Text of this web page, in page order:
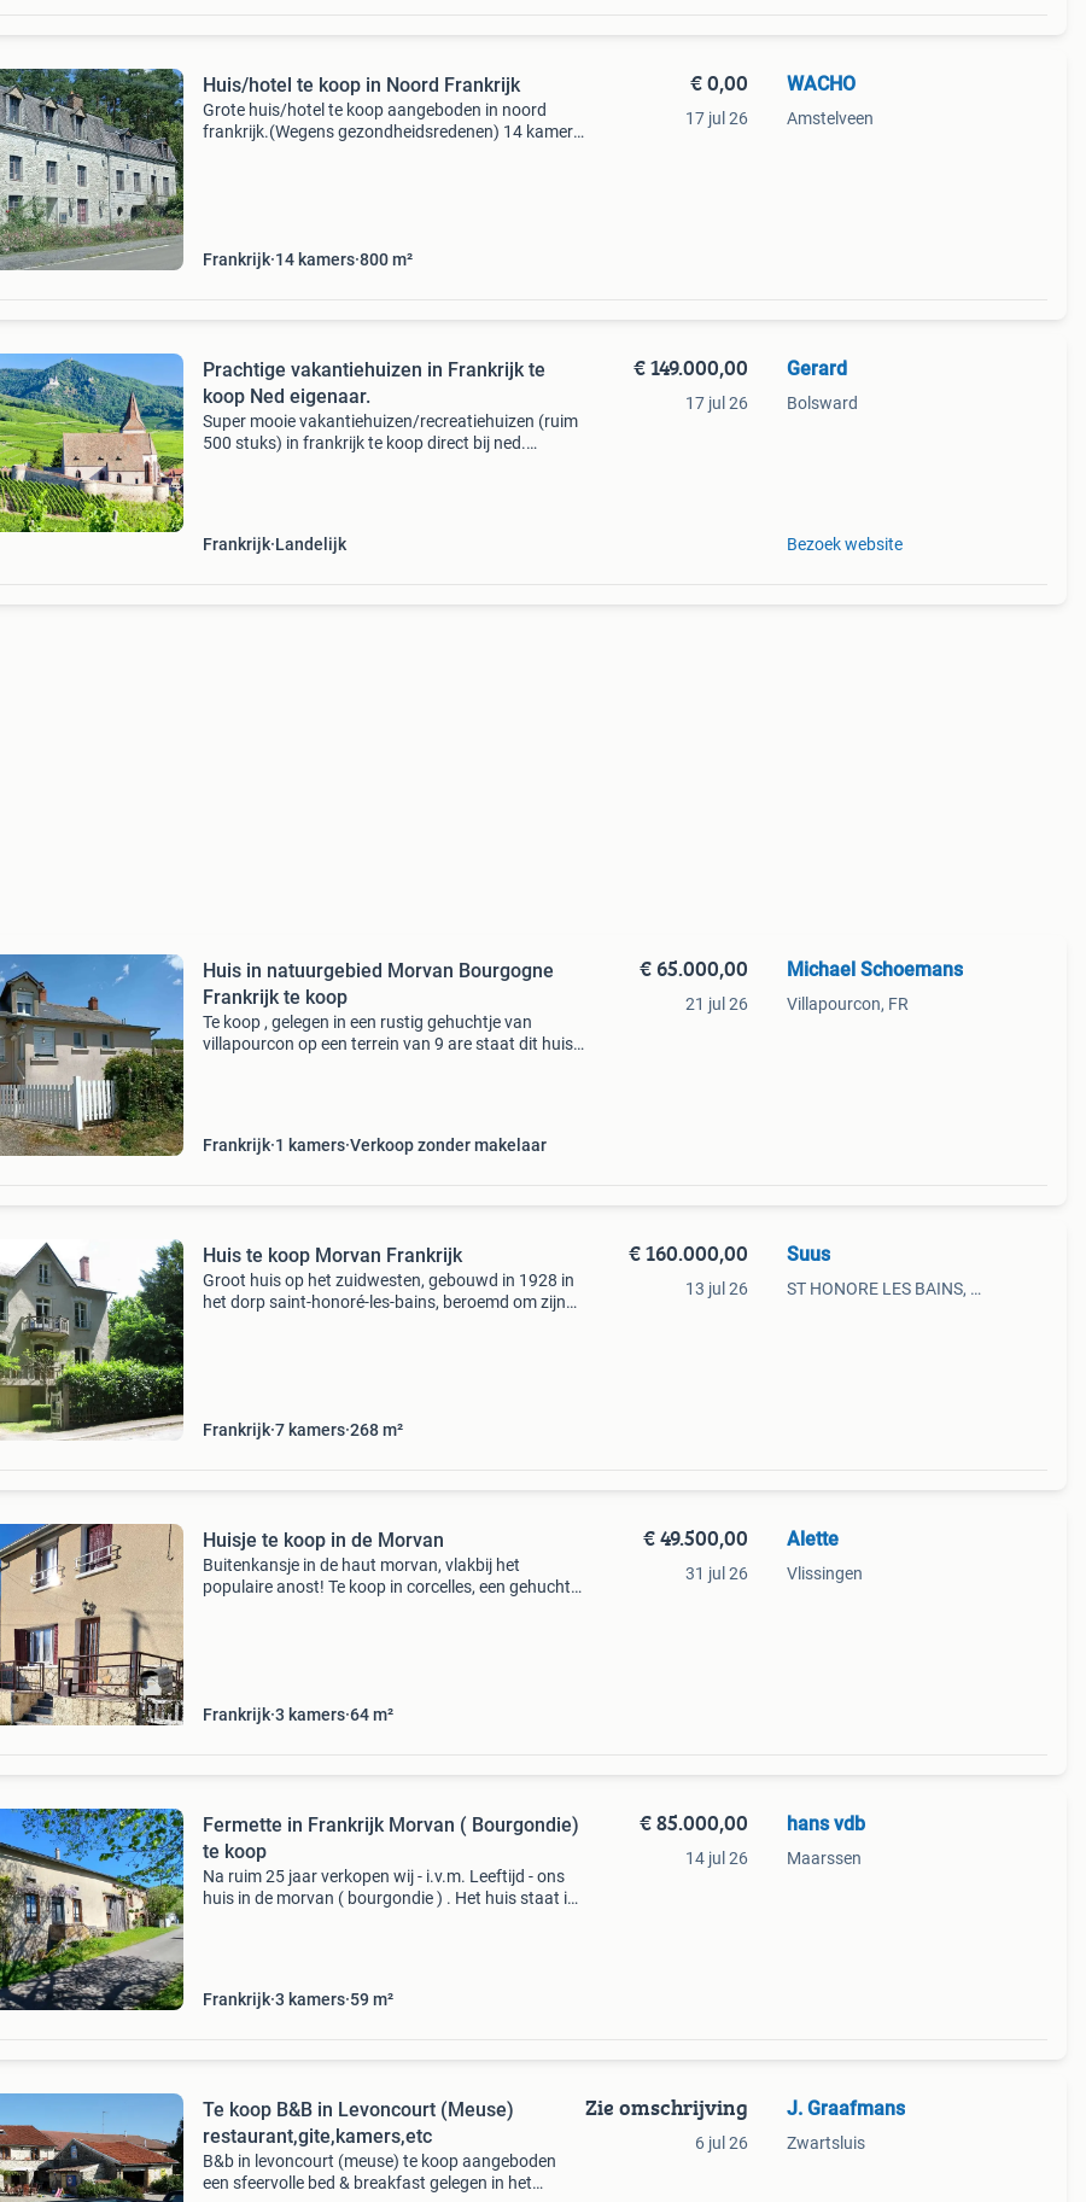
Huis/hotel te koop in Noord Frankrijk
Grote huis/hotel te koop aangeboden in noord
frankrijk.(Wegens gezondheidsredenen) 14 kamers
Frankrijk 14 kamers 800 m²
€ 0,00
17 jul 26
WACHO
Amstelveen
Prachtige vakantiehuizen in Frankrijk te
koop Ned eigenaar.
Super mooie vakantiehuizen/recreatiehuizen (ruim
500 stuks) in frankrijk te koop direct bij ned.
Frankrijk Landelijk
€ 149.000,00
17 jul 26
Gerard
Bolsward
Bezoek website
Huis in natuurgebied Morvan Bourgogne
Frankrijk te koop
Te koop , gelegen in een rustig gehuchtje van
villapourcon op een terrein van 9 are staat dit huis ,
Frankrijk 1 kamers Verkoop zonder makelaar
€ 65.000,00
21 jul 26
Michael Schoemans
Villapourcon, FR
Huis te koop Morvan Frankrijk
Groot huis op het zuidwesten, gebouwd in 1928 in
het dorp saint-honoré-les-bains, beroemd om zijn
Frankrijk 7 kamers 268 m²
€ 160.000,00
13 jul 26
Suus
ST HONORE LES BAINS, FR
Huisje te koop in de Morvan
Buitenkansje in de haut morvan, vlakbij het
populaire anost! Te koop in corcelles, een gehucht
Frankrijk 3 kamers 64 m²
€ 49.500,00
31 jul 26
Alette
Vlissingen
Fermette in Frankrijk Morvan ( Bourgondie)
te koop
Na ruim 25 jaar verkopen wij - i.v.m. Leeftijd - ons
huis in de morvan ( bourgondie ) . Het huis staat in
Frankrijk 3 kamers 59 m²
€ 85.000,00
14 jul 26
hans vdb
Maarssen
Te koop B&B in Levoncourt (Meuse)
restaurant,gite,kamers,etc
B&b in levoncourt (meuse) te koop aangeboden
een sfeervolle bed & breakfast gelegen in het
Zie omschrijving
6 jul 26
J. Graafmans
Zwartsluis